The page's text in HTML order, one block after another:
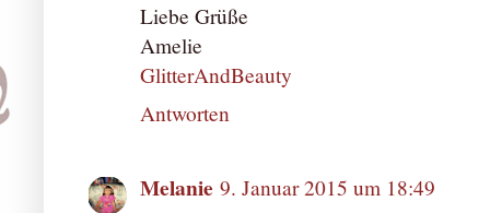
Liebe Grüße
Amelie
GlitterAndBeauty
Antworten
Melanie 9. Januar 2015 um 18:49